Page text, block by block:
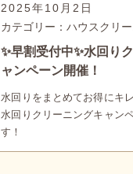
2025年10月2日
カテゴリー：ハウスクリ
✨早割受付中✨水回り
ャンペーン開催！
水回りをまとめてお得にキ
水回りクリーニングキャン
す！